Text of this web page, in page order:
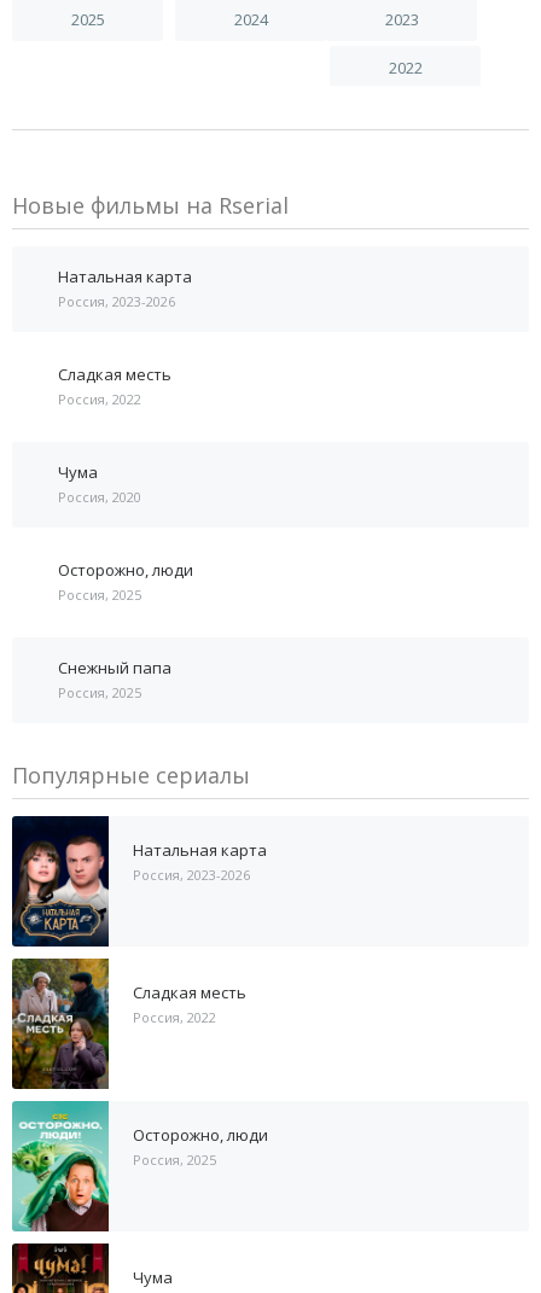
2025 2024 2023
2022
Новые фильмы на Rserial
Натальная карта
Россия, 2023-2026
Сладкая месть
Россия, 2022
Чума
Россия, 2020
Осторожно, люди
Россия, 2025
Снежный папа
Россия, 2025
Популярные сериалы
Натальная карта
Россия, 2023-2026
Сладкая месть
Россия, 2022
Осторожно, люди
Россия, 2025
Чума